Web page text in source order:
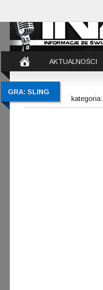
AKTUALNOŚCI
GRA: SLING
kategoria: